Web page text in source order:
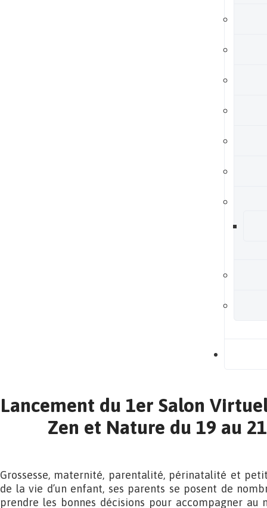
Lancement du 1er Salon
Zen et Nature du 19 au
Grossesse, maternité, parentalité, périnatalité et
de la vie d’un enfant, ses parents se posent de
prendre les bonnes décisions pour accompagner au